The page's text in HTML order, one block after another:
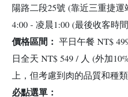
陽路二段25號 (靠近三重捷運
4:00 - 凌晨1:00 (最後收客時
價格區間： 平日午餐 NT$
日全天 NT$ 549 / 人 (外加
上，但考慮到肉的品質和種
必點選單：